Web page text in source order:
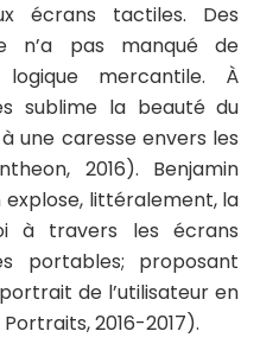
écrans tactiles. Des
n’a pas manqué de
mercantile. À
sublime la beauté du
une caresse envers les
2016). Benjamin
explose, littéralement, la
à travers les écrans
portables; proposant
de l’utilisateur en
2016-2017).